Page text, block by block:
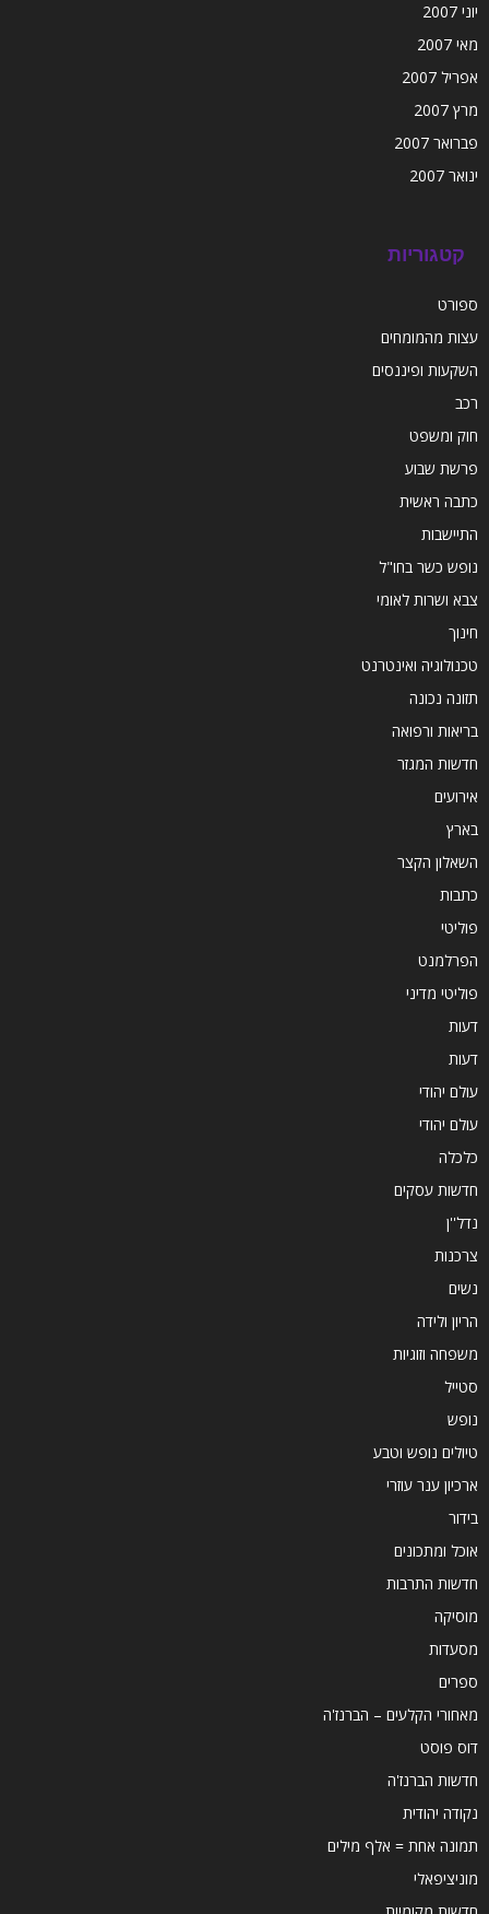
יוני 2007
מאי 2007
אפריל 2007
מרץ 2007
פברואר 2007
ינואר 2007
קטגוריות
ספורט
עצות מהמומחים
השקעות ופיננסים
רכב
חוק ומשפט
פרשת שבוע
כתבה ראשית
התיישבות
נופש כשר בחו"ל
צבא ושרות לאומי
חינוך
טכנולוגיה ואינטרנט
תזונה נכונה
בריאות ורפואה
חדשות המגזר
אירועים
בארץ
השאלון הקצר
כתבות
פוליטי
הפרלמנט
פוליטי מדיני
דעות
דעות
עולם יהודי
עולם יהודי
כלכלה
חדשות עסקים
נדל''ן
צרכנות
נשים
הריון ולידה
משפחה וזוגיות
סטייל
נופש
טיולים נופש וטבע
ארכיון ענר עוזרי
בידור
אוכל ומתכונים
חדשות התרבות
מוסיקה
מסעדות
ספרים
מאחורי הקלעים – הברנז'ה
דוס פוסט
חדשות הברנז'ה
נקודה יהודית
תמונה אחת = אלף מילים
מוניציפאלי